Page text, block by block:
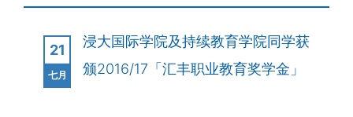
21
七月
浸大国际学院及持续教育学院同学获
颁2016/17「汇丰职业教育奖学金」